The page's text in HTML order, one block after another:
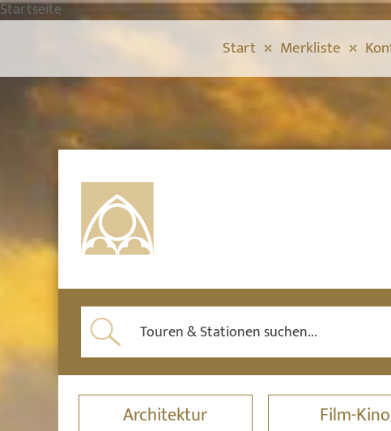
Startseite
Start Merkliste
Architektur Film-Kino